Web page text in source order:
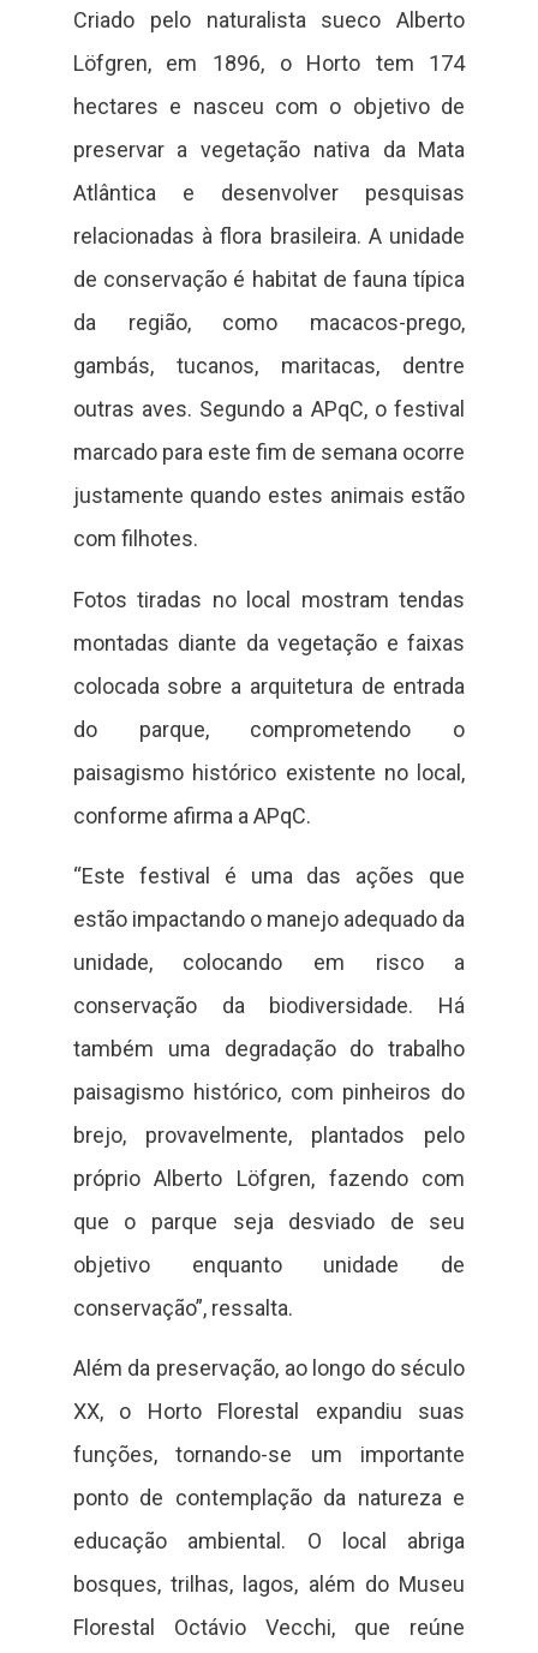
Criado pelo naturalista sueco Alberto
Löfgren, em 1896, o Horto tem 174
hectares e nasceu com o objetivo de
preservar a vegetação nativa da Mata
Atlântica e desenvolver pesquisas
relacionadas à flora brasileira. A unidade
de conservação é habitat de fauna típica
da região, como macacos-prego,
gambás, tucanos, maritacas, dentre
outras aves. Segundo a APqC, o festival
marcado para este fim de semana ocorre
justamente quando estes animais estão
com filhotes.
Fotos tiradas no local mostram tendas
montadas diante da vegetação e faixas
colocada sobre a arquitetura de entrada
do parque, comprometendo o
paisagismo histórico existente no local,
conforme afirma a APqC.
“Este festival é uma das ações que
estão impactando o manejo adequado da
unidade, colocando em risco a
conservação da biodiversidade. Há
também uma degradação do trabalho
paisagismo histórico, com pinheiros do
brejo, provavelmente, plantados pelo
próprio Alberto Löfgren, fazendo com
que o parque seja desviado de seu
objetivo enquanto unidade de
conservação”, ressalta.
Além da preservação, ao longo do século
XX, o Horto Florestal expandiu suas
funções, tornando-se um importante
ponto de contemplação da natureza e
educação ambiental. O local abriga
bosques, trilhas, lagos, além do Museu
Florestal Octávio Vecchi, que reúne